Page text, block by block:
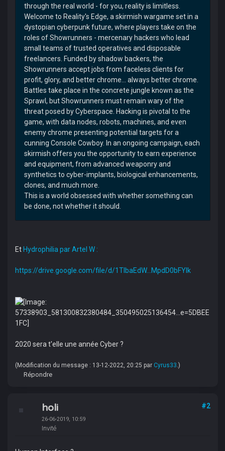
through the real world - for you, reality is limitless.
Welcome to Reality's Edge, a skirmish wargame set in a
dystopian cyberpunk future, where players take on the
roles of Showrunners - mercenary hackers who lead
small teams of trusted operatives and disposable
freelancers. Funded by shadow backers, the
Showrunners accept jobs from faceless clients for
profit, glory, and better chrome… always better chrome.
Battles take place in the concrete jungle known as the
Sprawl, but Showrunners must remain wary of the
threat posed by Cyberspace. Hacking is pivotal to the
game, with data nodes, robots, machines, and even
enemy chrome presenting potential targets for a
cunning Console Cowboy. In an ongoing campaign, each
skirmish offers you the opportunity to earn experience
and equipment, from advanced weaponry and
synthetics to cyber-implants, biological enhancements,
clones, and much more.
This is a world obsessed with whether something can
be done, not whether it should.
EtHydrophilia par Artel W :
https://drive.google.com/file/d/1TlbaEdW...MpdD0bFYIk
2020 sera t'elle une année Cyber ?
(Modification du message : 13-12-2022, 20:25 par Cyrus33 .)
Répondre
holi
26-06-2019, 10:59
Invité
#2